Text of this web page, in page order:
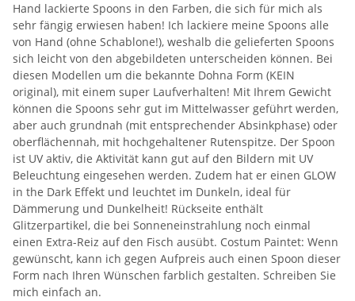
Hand lackierte Spoons in den Farben, die sich für mich als
sehr fängig erwiesen haben! Ich lackiere meine Spoons alle
von Hand (ohne Schablone!), weshalb die gelieferten Spoons
sich leicht von den abgebildeten unterscheiden können. Bei
diesen Modellen um die bekannte Dohna Form (KEIN
original), mit einem super Laufverhalten! Mit Ihrem Gewicht
können die Spoons sehr gut im Mittelwasser geführt werden,
aber auch grundnah (mit entsprechender Absinkphase) oder
oberflächennah, mit hochgehaltener Rutenspitze. Der Spoon
ist UV aktiv, die Aktivität kann gut auf den Bildern mit UV
Beleuchtung eingesehen werden. Zudem hat er einen GLOW
in the Dark Effekt und leuchtet im Dunkeln, ideal für
Dämmerung und Dunkelheit! Rückseite enthält
Glitzerpartikel, die bei Sonneneinstrahlung noch einmal
einen Extra-Reiz auf den Fisch ausübt. Costum Paintet: Wenn
gewünscht, kann ich gegen Aufpreis auch einen Spoon dieser
Form nach Ihren Wünschen farblich gestalten. Schreiben Sie
mich einfach an.